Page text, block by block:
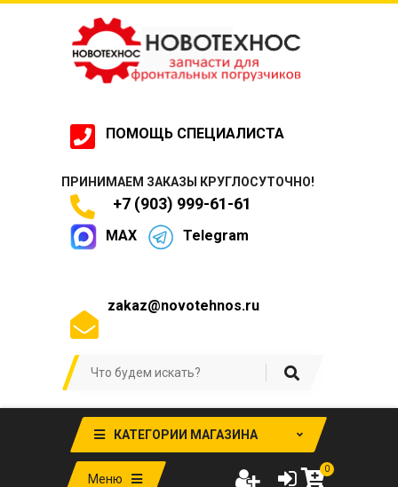
ПОМОЩЬ СПЕЦИАЛИСТА
ПРИНИМАЕМ ЗАКАЗЫ КРУГЛОСУТОЧНО!
+7 (903) 999-61-61
MAX Telegram
zakaz@novotehnos.ru
КАТЕГОРИИ МАГАЗИНА
Меню
0